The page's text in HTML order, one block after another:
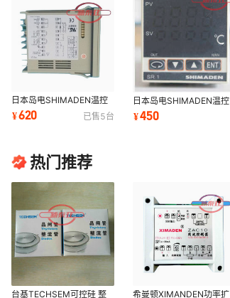
日本岛电SHIMADEN温控
器SR93-8Y-N-90-0000
¥620 已售5台
日本岛电SHIMADEN温控
器SR1-6Y-1C-A00
¥450
热门推荐
台基TECHSEM可控硅 整
希曼顿XIMANDEN功率扩